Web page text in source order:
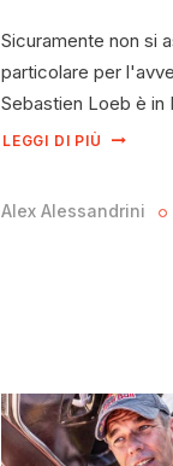
Sicuramente non si
particolare per
Sebastien Loeb è
LEGGI DI PIÙ
Alex Alessandrini